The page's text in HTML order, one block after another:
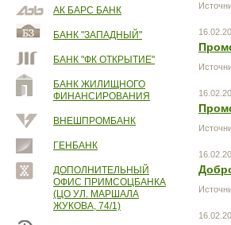
АК БАРС БАНК
БАНК "ЗАПАДНЫЙ"
БАНК "ФК ОТКРЫТИЕ"
БАНК ЖИЛИЩНОГО
ФИНАНСИРОВАНИЯ
ВНЕШПРОМБАНК
ГЕНБАНК
ДОПОЛНИТЕЛЬНЫЙ
ОФИС ПРИМСОЦБАНКА
(ЦО УЛ. МАРШАЛА
ЖУКОВА, 74/1)